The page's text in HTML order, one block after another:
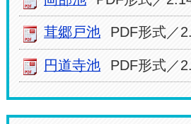
茸郷戸池 PDF形式／
円道寺池 PDF形式／